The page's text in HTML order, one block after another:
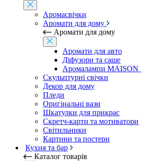
Аромасвічки
Аромати для дому
Аромати для дому
Аромати для авто
Діфузори та саше
Аромалампи MAISON
Скульптурні свічки
Декор для дому
Пледи
Оригінальні вази
Шкатулки для прикрас
Скретч-карти та мотиватори
Світильники
Картини та постери
Кухня та бар
Каталог товарів